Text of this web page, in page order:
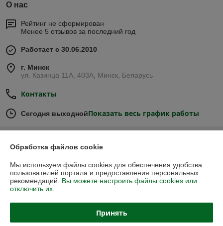
О нас
Рейтинг не сформирован
Менее 5 отзывов за последний год
Работает с 30.06.2010
г. Минск
ул. Казинца 11А, 403А, Минск, Беларусь
Контакты
Сегодня выходнойПоказать весь график работы
Отзывы о магазине
57 отзывов за всё время
09.02.2026
Иван
Обработка файлов cookie
Мы используем файлы cookies для обеспечения удобства
пользователей портала и предоставления персональных
рекомендаций. Вы можете настроить файлы cookies или
отключить их.
Принять